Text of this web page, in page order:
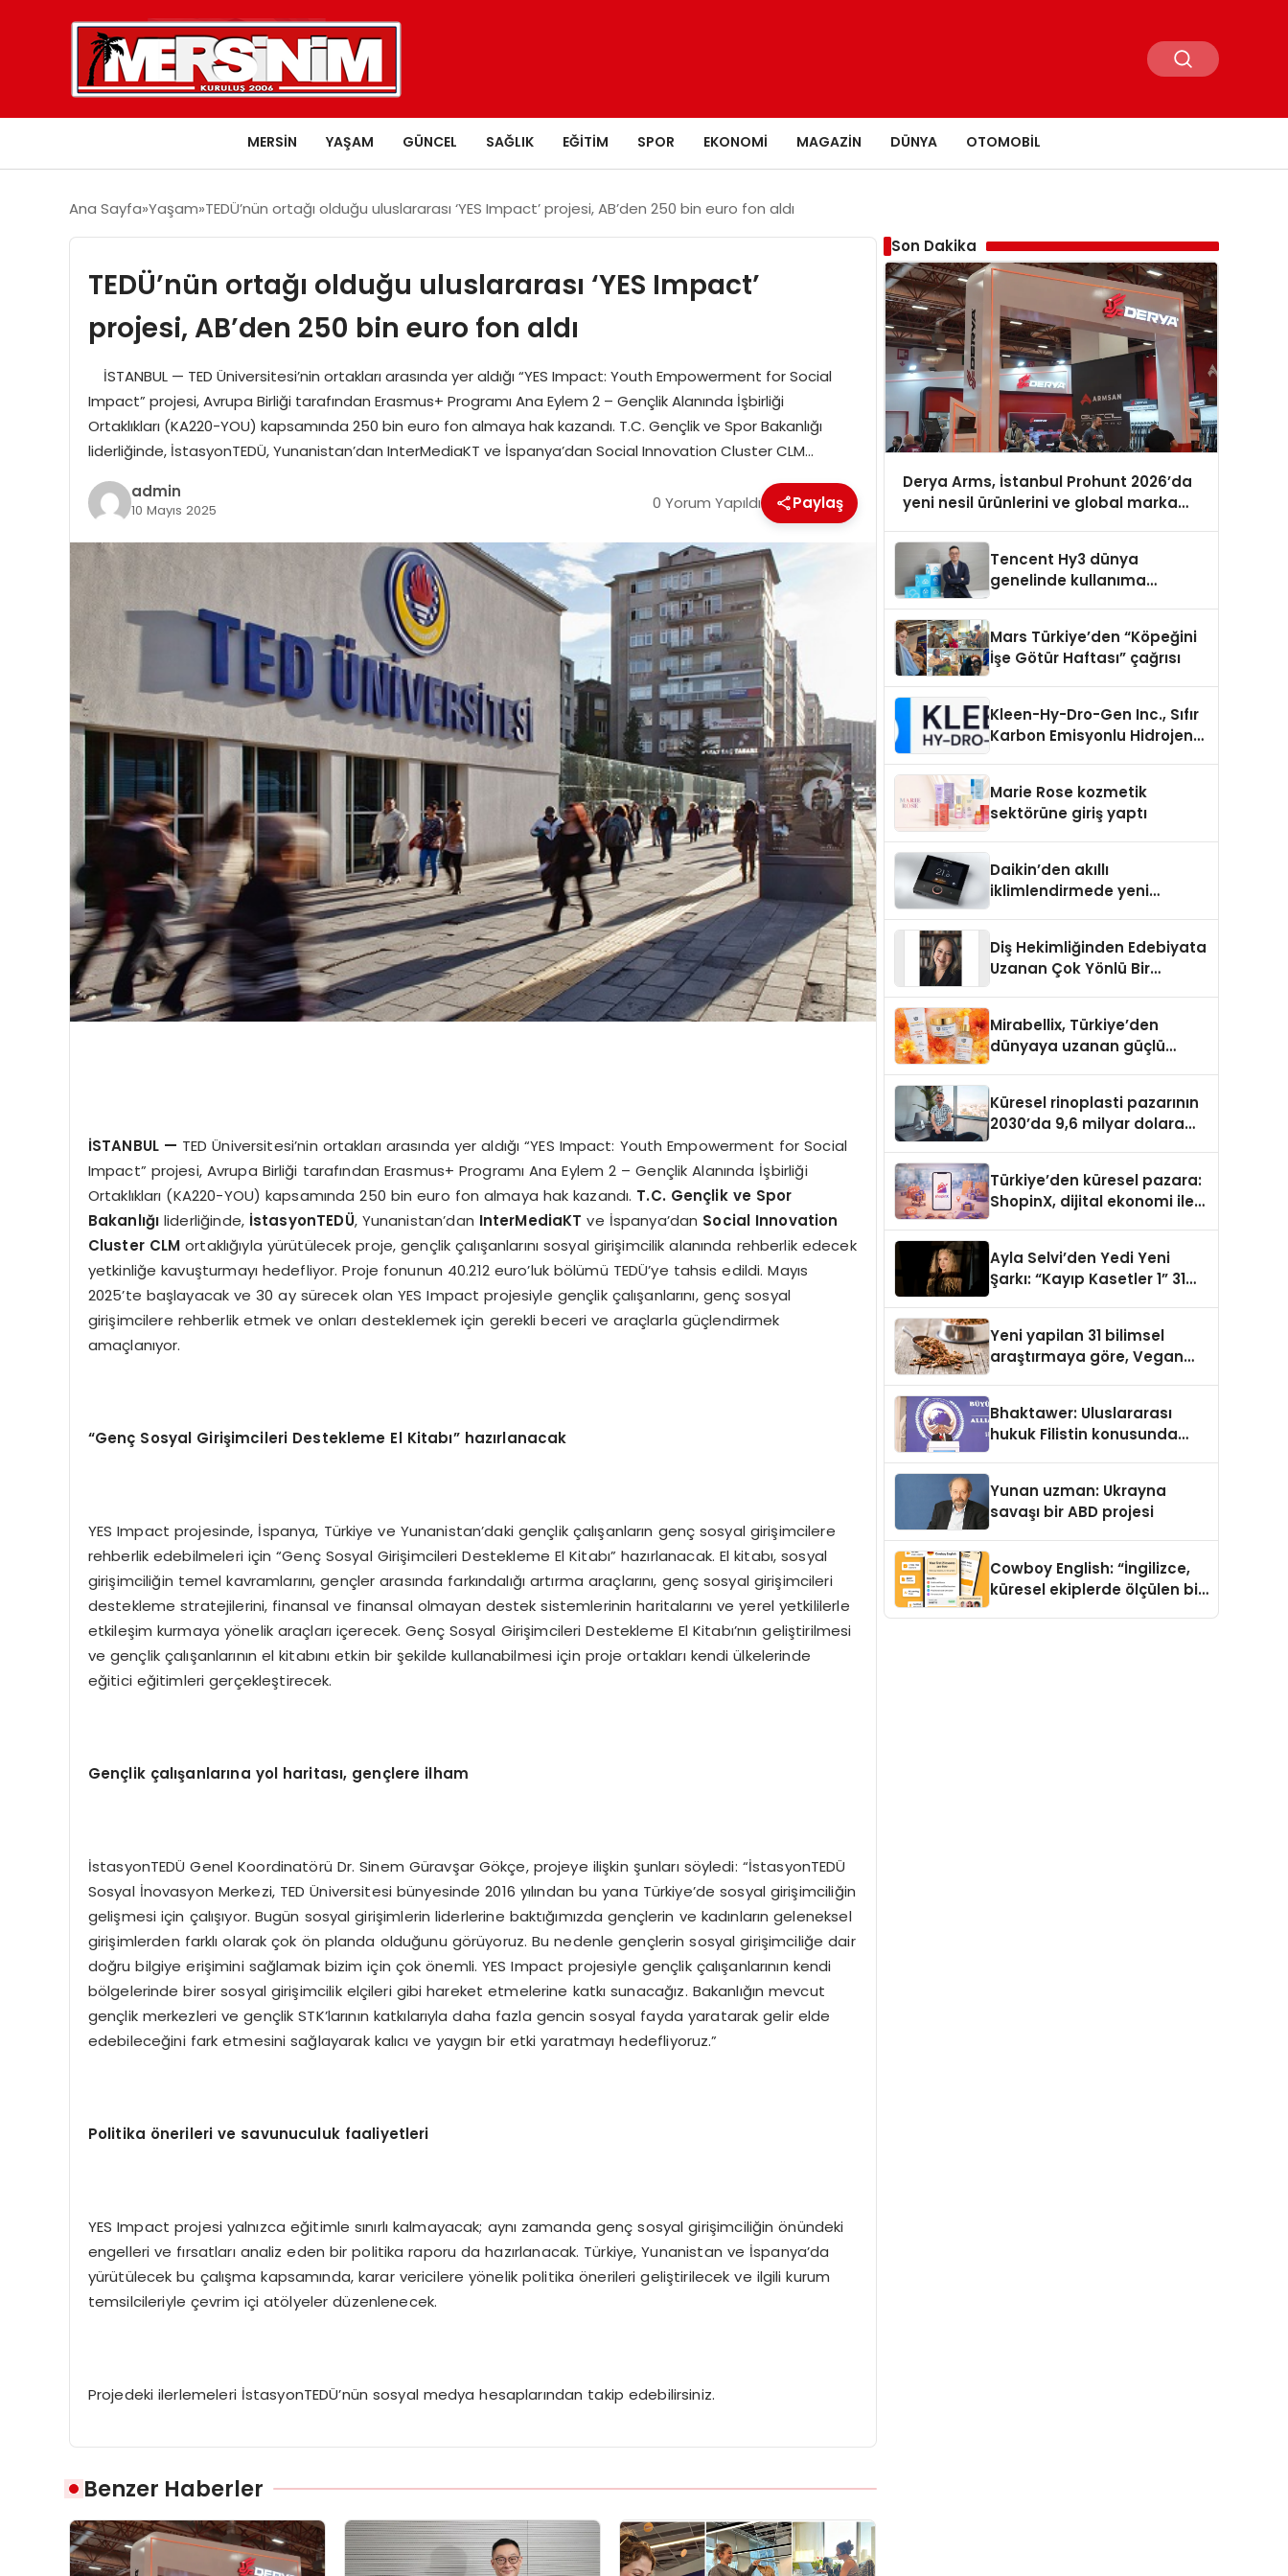
MERSIN YAŞAM GÜNCEL SAĞLIK EĞITIM SPOR EKONOMI MAGAZIN DÜNYA OTOMOBIL
Ana Sayfa Yaşam TEDÜ’nün ortağı olduğu uluslararası ‘YES Impact’ projesi, AB’den 250 bin euro fon aldı
TEDÜ’nün ortağı olduğu uluslararası ‘YES Impact’
projesi, AB’den 250 bin euro fon aldı
İSTANBUL — TED Üniversitesi’nin ortakları arasında yer aldığı “YES Impact: Youth Empowerment for Social
Impact” projesi, Avrupa Birliği tarafından Erasmus+ Programı Ana Eylem 2 – Gençlik Alanında İşbirliği
Ortaklıkları (KA220-YOU) kapsamında 250 bin euro fon almaya hak kazandı. T.C. Gençlik ve Spor Bakanlığı
liderliğinde, İstasyonTEDÜ, Yunanistan’dan InterMediaKT ve İspanya’dan Social Innovation Cluster CLM…
admin
10 Mayıs 2025 0 Yorum Yapıldı Paylaş
İSTANBUL — TED Üniversitesi’nin ortakları arasında yer aldığı “YES Impact: Youth Empowerment for Social
Impact” projesi, Avrupa Birliği tarafından Erasmus+ Programı Ana Eylem 2 – Gençlik Alanında İşbirliği
Ortaklıkları (KA220-YOU) kapsamında 250 bin euro fon almaya hak kazandı. T.C. Gençlik ve Spor
Bakanlığı liderliğinde, İstasyonTEDÜ, Yunanistan’dan InterMediaKT ve İspanya’dan Social Innovation
Cluster CLM ortaklığıyla yürütülecek proje, gençlik çalışanlarını sosyal girişimcilik alanında rehberlik edecek
yetkinliğe kavuşturmayı hedefliyor. Proje fonunun 40.212 euro’luk bölümü TEDÜ’ye tahsis edildi. Mayıs
2025’te başlayacak ve 30 ay sürecek olan YES Impact projesiyle gençlik çalışanlarını, genç sosyal
girişimcilere rehberlik etmek ve onları desteklemek için gerekli beceri ve araçlarla güçlendirmek
amaçlanıyor.
“Genç Sosyal Girişimcileri Destekleme El Kitabı” hazırlanacak
YES Impact projesinde, İspanya, Türkiye ve Yunanistan’daki gençlik çalışanların genç sosyal girişimcilere
rehberlik edebilmeleri için “Genç Sosyal Girişimcileri Destekleme El Kitabı” hazırlanacak. El kitabı, sosyal
girişimciliğin temel kavramlarını, gençler arasında farkındalığı artırma araçlarını, genç sosyal girişimcileri
destekleme stratejilerini, finansal ve finansal olmayan destek sistemlerinin haritalarını ve yerel yetkililerle
etkileşim kurmaya yönelik araçları içerecek. Genç Sosyal Girişimcileri Destekleme El Kitabı’nın geliştirilmesi
ve gençlik çalışanlarının el kitabını etkin bir şekilde kullanabilmesi için proje ortakları kendi ülkelerinde
eğitici eğitimleri gerçekleştirecek.
Gençlik çalışanlarına yol haritası, gençlere ilham
İstasyonTEDÜ Genel Koordinatörü Dr. Sinem Güravşar Gökçe, projeye ilişkin şunları söyledi: “İstasyonTEDÜ
Sosyal İnovasyon Merkezi, TED Üniversitesi bünyesinde 2016 yılından bu yana Türkiye’de sosyal girişimciliğin
gelişmesi için çalışıyor. Bugün sosyal girişimlerin liderlerine baktığımızda gençlerin ve kadınların geleneksel
girişimlerden farklı olarak çok ön planda olduğunu görüyoruz. Bu nedenle gençlerin sosyal girişimciliğe dair
doğru bilgiye erişimini sağlamak bizim için çok önemli. YES Impact projesiyle gençlik çalışanlarının kendi
bölgelerinde birer sosyal girişimcilik elçileri gibi hareket etmelerine katkı sunacağız. Bakanlığın mevcut
gençlik merkezleri ve gençlik STK’larının katkılarıyla daha fazla gencin sosyal fayda yaratarak gelir elde
edebileceğini fark etmesini sağlayarak kalıcı ve yaygın bir etki yaratmayı hedefliyoruz.”
Politika önerileri ve savunuculuk faaliyetleri
YES Impact projesi yalnızca eğitimle sınırlı kalmayacak; aynı zamanda genç sosyal girişimciliğin önündeki
engelleri ve fırsatları analiz eden bir politika raporu da hazırlanacak. Türkiye, Yunanistan ve İspanya’da
yürütülecek bu çalışma kapsamında, karar vericilere yönelik politika önerileri geliştirilecek ve ilgili kurum
temsilcileriyle çevrim içi atölyeler düzenlenecek.
Projedeki ilerlemeleri İstasyonTEDÜ’nün sosyal medya hesaplarından takip edebilirsiniz.
Benzer Haberler
Son Dakika
Derya Arms, İstanbul Prohunt 2026’da
yeni nesil ürünlerini ve global marka
Tencent Hy3 dünya
genelinde kullanıma
Mars Türkiye’den “Köpeğini
İşe Götür Haftası” çağrısı
Kleen-Hy-Dro-Gen Inc., Sıfır
Karbon Emisyonlu Hidrojen
Aldı
Marie Rose kozmetik
sektörüne giriş yaptı
Daikin’den akıllı
iklimlendirmede yeni
Diş Hekimliğinden Edebiyata
Uzanan Çok Yönlü Bir
Mirabellix, Türkiye’den
dünyaya uzanan güçlü
Küresel rinoplasti pazarının
2030’da 9,6 milyar dolara
Türkiye’den küresel pazara:
ShopinX, dijital ekonomi ile
Ayla Selvi’den Yedi Yeni
Şarkı: “Kayıp Kasetler 1” 31
Yeni yapilan 31 bilimsel
araştırmaya göre, Vegan
Sindirildiğini Ortaya Koydu
Bhaktawer: Uluslararası
hukuk Filistin konusunda
Yunan uzman: Ukrayna
savaşı bir ABD projesi
Cowboy English: “İngilizce,
küresel ekiplerde ölçülen bir